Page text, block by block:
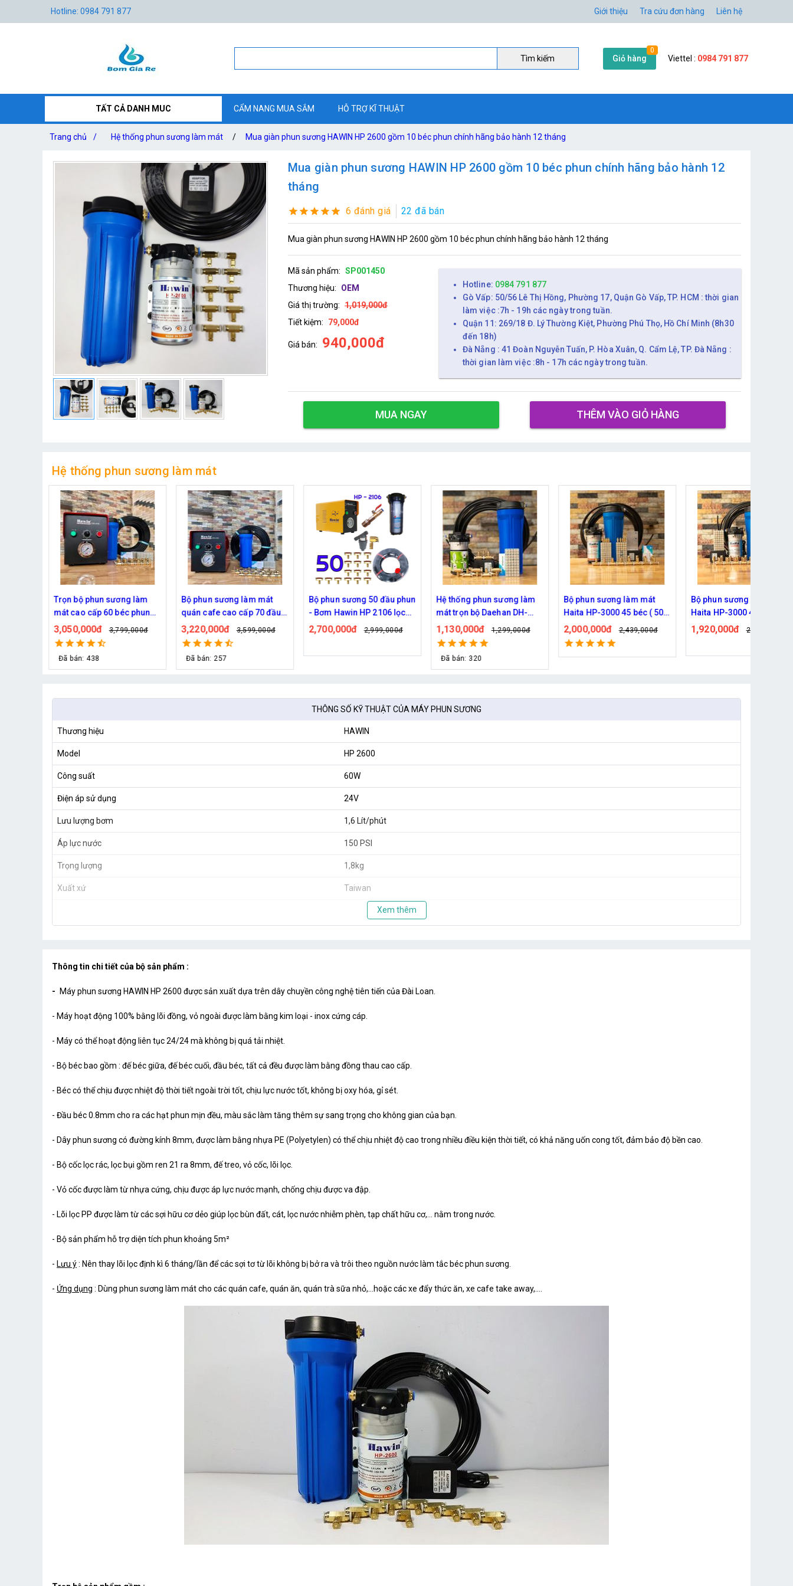
Hotline: 0984 791 877 Giới thiệu Tra cứu đơn hàng Liên hệ
Tìm kiếm Giỏ hàng
0
Viettel : 0984 791 877
TẤT CẢ DANH MUC CẨM NANG MUA SẮM HỖ TRỢ KĨ THUẬT
Trang chủ / Hệ thống phun sương làm mát / Mua giàn phun sương HAWIN HP 2600 gồm 10 béc phun chính hãng bảo hành 12 tháng
Mua giàn phun sương HAWIN HP 2600 gồm 10 béc phun chính hãng bảo hành 12
tháng
6 đánh giá 22 đã bán
Mua giàn phun sương HAWIN HP 2600 gồm 10 béc phun chính hãng bảo hành 12 tháng
Mã sản phẩm: SP001450
Thương hiệu:
OEM
Giá thị trường: 1,019,000đ
Tiết kiệm:
79,000đ
Giá bán: 940,000đ
Hotline: 0984 791 877
Gò Vấp: 50/56 Lê Thị Hồng, Phường 17, Quận Gò Vấp, TP. HCM : thời gian
làm việc :7h - 19h các ngày trong tuần.
Quận 11: 269/18 Đ. Lý Thường Kiệt, Phường Phú Thọ, Hồ Chí Minh (8h30
đến 18h)
Đà Nẵng : 41 Đoàn Nguyễn Tuấn, P. Hòa Xuân, Q. Cẩm Lệ, TP. Đà Nẵng :
thời gian làm việc :8h - 17h các ngày trong tuần.
MUA NGAY THÊM VÀO GIỎ HÀNG
Hệ thống phun sương làm mát
Trọn bộ phun sương làm
mát cao cấp 60 béc phun
bơm Hawin FOG-2703
3,050,000đ 3,799,000đ
Đã bán: 438
Bộ phun sương làm mát
quán cafe cao cấp 70 đầu
phun
3,220,000đ 3,599,000đ
Đã bán: 257
Bộ phun sương 50 đầu phun
- Bơm Hawin HP 2106 lọc
rác 50M dây
2,700,000đ 2,999,000đ
Hệ thống phun sương làm
mát trọn bộ Daehan DH-
6017 20 béc
1,130,000đ 1,299,000đ
Đã bán: 320
Bộ phun sương làm mát
Haita HP-3000 45 béc ( 50M
dây )
2,000,000đ 2,439,000đ
Bộ phun sương làm mát
Haita HP-3000 40 béc (
dây )
1,920,000đ 2,149,000đ
THÔNG SỐ KỸ THUẬT CỦA MÁY PHUN SƯƠNG
Thương hiệu HAWIN
Model HP 2600
Công suất 60W
Điện áp sử dụng 24V
Lưu lượng bơm 1,6 Lít/phút
Áp lực nước 150 PSI
Trọng lượng 1,8kg
Xuất xứ Taiwan
Xem thêm
Thông tin chi tiết của bộ sản phẩm :
- Máy phun sương HAWIN HP 2600 được sản xuất dựa trên dây chuyền công nghệ tiên tiến của Đài Loan.
- Máy hoạt động 100% bằng lõi đồng, vỏ ngoài được làm bằng kim loại - inox cứng cáp.
- Máy có thể hoạt động liên tục 24/24 mà không bị quá tải nhiệt.
- Bộ béc bao gồm : đế béc giữa, đế béc cuối, đầu béc, tất cả đều được làm bằng đồng thau cao cấp.
- Béc có thể chịu được nhiệt độ thời tiết ngoài trời tốt, chịu lực nước tốt, không bị oxy hóa, gỉ sét.
- Đầu béc 0.8mm cho ra các hạt phun mịn đều, màu sắc làm tăng thêm sự sang trọng cho không gian của bạn.
- Dây phun sương có đường kính 8mm, được làm bằng nhựa PE (Polyetylen) có thể chịu nhiệt độ cao trong nhiều điều kiện thời tiết, có khả năng uốn cong tốt, đảm bảo độ bền cao.
- Bộ cốc lọc rác, lọc bụi gồm ren 21 ra 8mm, đế treo, vỏ cốc, lõi lọc.
- Vỏ cốc được làm từ nhựa cứng, chịu được áp lực nước mạnh, chống chịu được va đập.
- Lõi lọc PP được làm từ các sợi hữu cơ dẻo giúp lọc bùn đất, cát, lọc nước nhiễm phèn, tạp chất hữu cơ,… nằm trong nước.
- Bộ sản phẩm hỗ trợ diện tích phun khoảng 5m²
- Lưu ý: Nên thay lõi lọc định kì 6 tháng/lần để các sợi tơ từ lõi không bị bở ra và trôi theo nguồn nước làm tắc béc phun sương.
- Ứng dụng : Dùng phun sương làm mát cho các quán cafe, quán ăn, quán trà sữa nhỏ,...hoặc các xe đẩy thức ăn, xe cafe take away,....